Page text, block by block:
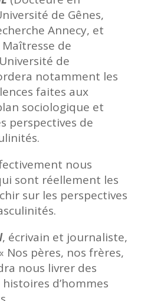
de Gênes,
Annecy, et
de
de
notamment les
faites aux
sociologique et
perspectives de
nous
sont réellement les
sur les perspectives
, écrivain et journaliste,
Nos pères, nos frères,
nous livrer des
d’hommes